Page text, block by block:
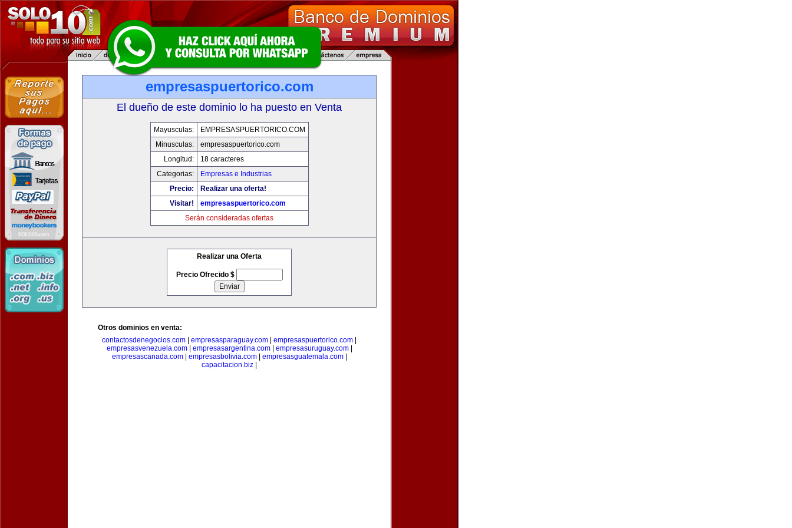
empresaspuertorico.com
El dueño de este dominio lo ha puesto en Venta
Mayusculas:
EMPRESASPUERTORICO.COM
Minusculas:
empresaspuertorico.com
Longitud:
18 caracteres
Categorias:
Empresas e Industrias
Precio:
Realizar una oferta!
Visitar!
empresaspuertorico.com
Serán consideradas ofertas
Realizar una Oferta
Precio Ofrecido $
Otros dominios en venta:
contactosdenegocios.com
empresasparaguay.com empresaspuertorico.com
empresasvenezuela.com| empresasargentina.com| empresasuruguay.com|
empresascanada.com| empresasbolivia.com| empresasguatemala.com|
capacitacion.biz